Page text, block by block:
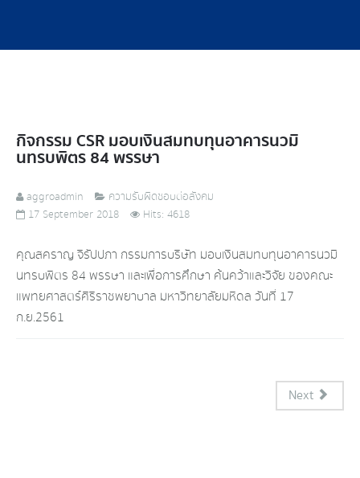
กิจกรรม CSR มอบเงินสมทบทุนอาคารนวมิ
นทรบพิตร 84 พรรษา
aggroadmin
ความรับผิดชอบต่อสังคม
17 September 2018
Hits: 4618
คุณสคราญ จิรัปปภา กรรมการบริษัท มอบเงินสมทบทุนอาคารนวมิ
นทรบพิตร 84 พรรษา และเพื่อการศึกษา ค้นคว้าและวิจัย ของคณะ
แพทยศาสตร์ศิริราชพยาบาล มหาวิทยาลัยมหิดล วันที่ 17
ก.ย.2561
Next